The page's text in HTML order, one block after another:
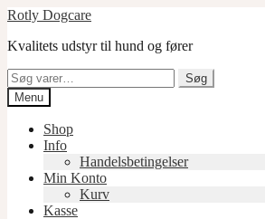
Spring
navigation
Spring
indhold
Rotly Dogcare
Kvalitets udstyr til hund og fører
Søg
efter:
Søg
Menu
Shop
Info
Handelsbetingelser
Min Konto
Kurv
Kasse